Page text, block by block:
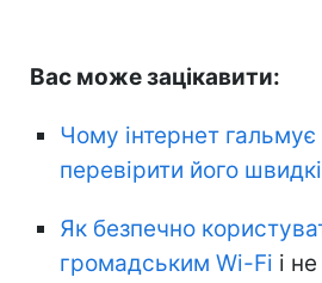
Вас може зацікавити:
Чому інтернет
перевірити його
Як безпечно
громадським Wi-Fi і